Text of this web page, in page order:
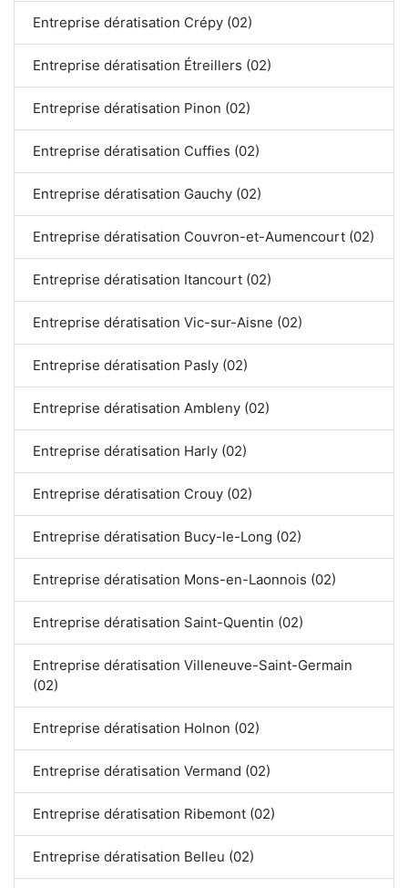
Entreprise dératisation Crépy (02)
Entreprise dératisation Étreillers (02)
Entreprise dératisation Pinon (02)
Entreprise dératisation Cuffies (02)
Entreprise dératisation Gauchy (02)
Entreprise dératisation Couvron-et-Aumencourt (02)
Entreprise dératisation Itancourt (02)
Entreprise dératisation Vic-sur-Aisne (02)
Entreprise dératisation Pasly (02)
Entreprise dératisation Ambleny (02)
Entreprise dératisation Harly (02)
Entreprise dératisation Crouy (02)
Entreprise dératisation Bucy-le-Long (02)
Entreprise dératisation Mons-en-Laonnois (02)
Entreprise dératisation Saint-Quentin (02)
Entreprise dératisation Villeneuve-Saint-Germain
(02)
Entreprise dératisation Holnon (02)
Entreprise dératisation Vermand (02)
Entreprise dératisation Ribemont (02)
Entreprise dératisation Belleu (02)